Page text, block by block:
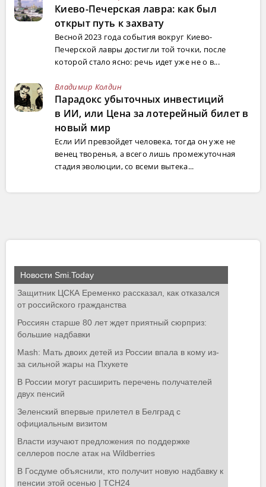
Киево-Печерская лавра: как был
открыт путь к захвату
Весной 2023 года события вокруг Киево-
Печерской лавры достигли той точки, после
которой стало ясно: речь идет уже не о в...
Владимир Колдин
Парадокс убыточных инвестиций
в ИИ, или Цена за лотерейный билет в
новый мир
Если ИИ превзойдет человека, тогда он уже не
венец творенья, а всего лишь промежуточная
стадия эволюции, со всеми вытека...